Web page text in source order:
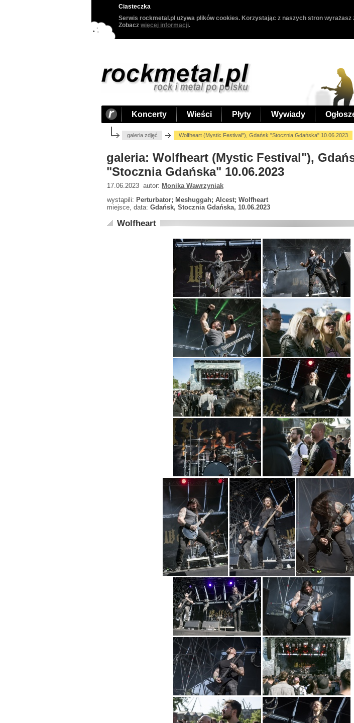
Ciasteczka
Serwis rockmetal.pl używa plików cookies. Korzystając z naszych stron
Zobacz więcej informacji.
Koncerty Wieści Płyty Wywiady
galeria zdjęć Wolfheart (Mystic Festival"), Gdańsk "Stocznia Gdańska" 10.06.2023
galeria: Wolfheart (Mystic Festival"),
"Stocznia Gdańska" 10.06.2023
17.06.2023 autor: Monika Wawrzyniak
wystąpili: Perturbator; Meshuggah; Alcest; Wolfheart
miejsce, data: Gdańsk, Stocznia Gdańska, 10.06.2023
Wolfheart